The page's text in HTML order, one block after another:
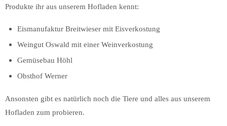
Produkte ihr aus unserem Hofladen kennt:
Eismanufaktur Breitwieser mit Eisverkostung
Weingut Oswald mit einer Weinverkostung
Gemüsebau Höhl
Obsthof Werner
Ansonsten gibt es natürlich noch die Tiere und alles aus unserem
Hofladen zum probieren.